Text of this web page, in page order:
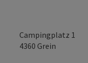
Campingplatz 1
4360 Grein